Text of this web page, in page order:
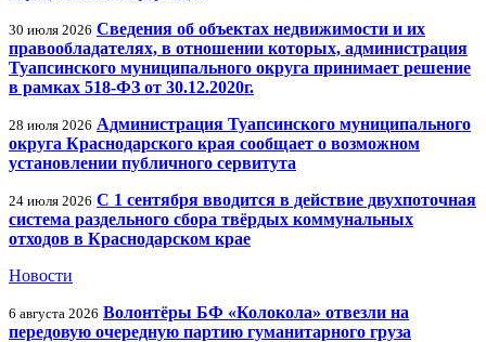
30 июля 2026 Сведения об объектах недвижимости и их
правообладателях, в отношении которых, администрация
Туапсинского муниципального округа принимает решение
в рамках 518-ФЗ от 30.12.2020г.
28 июля 2026 Администрация Туапсинского муниципального
округа Краснодарского края сообщает о возможном
установлении публичного сервитута
24 июля 2026 С 1 сентября вводится в действие двухпоточная
система раздельного сбора твёрдых коммунальных
отходов в Краснодарском крае
Новости
6 августа 2026 Волонтёры БФ «Колокола» отвезли на
передовую очередную партию гуманитарного груза